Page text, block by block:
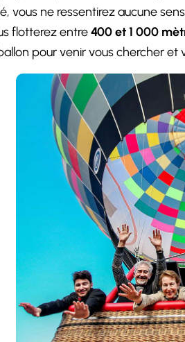
vous ne ressentirez aucune
flotterez entre400 et 1 000
pour venir vous chercher et